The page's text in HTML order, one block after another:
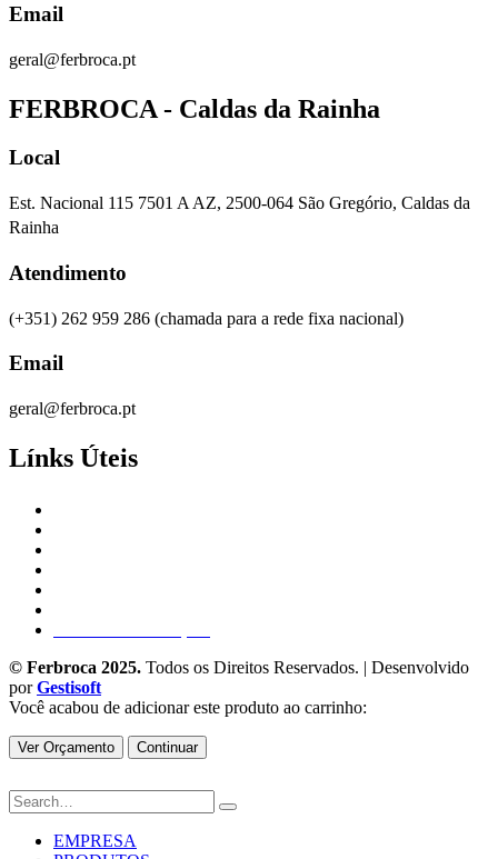
Email
geral@ferbroca.pt
FERBROCA - Caldas da Rainha
Local
Est. Nacional 115 7501 A AZ, 2500-064 São Gregório, Caldas da
Rainha
Atendimento
(+351) 262 959 286 (chamada para a rede fixa nacional)
Email
geral@ferbroca.pt
Línks Úteis
© Ferbroca 2025. Todos os Direitos Reservados. | Desenvolvido
porGestisoft
Você acabou de adicionar este produto ao carrinho:
Ver Orçamento Continuar
EMPRESA